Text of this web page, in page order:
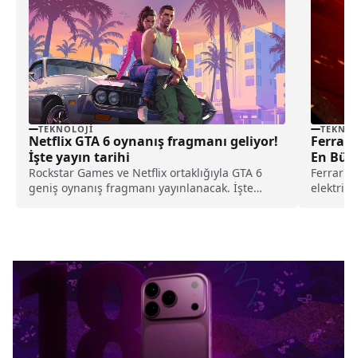
TEKNOLOJI
Netflix GTA 6 oynanış fragmanı geliyor!
İşte yayın tarihi
Rockstar Games ve Netflix ortaklığıyla GTA 6
geniş oynanış fragmanı yayınlanacak. İşte
Ferrari
En
Ferrari,